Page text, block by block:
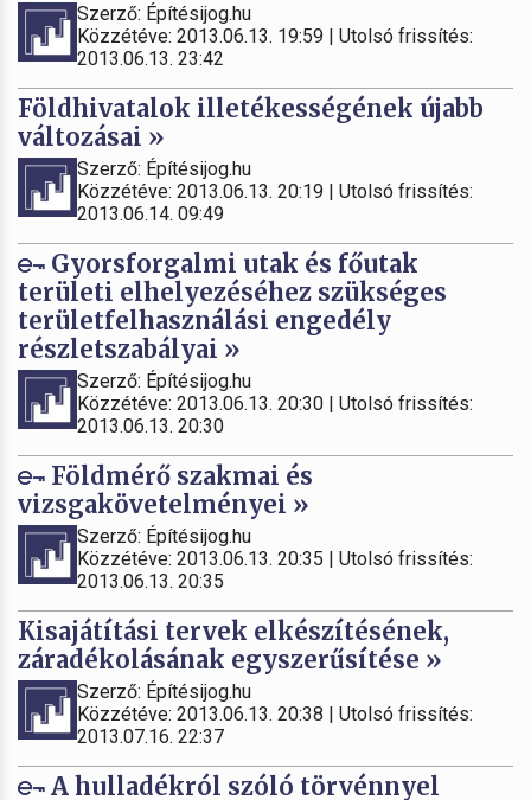
Szerző: Építésijog.hu
Közzétéve: 2013.06.13. 19:59 | Utolsó frissítés:
2013.06.13. 23:42
Földhivatalok illetékességének újabb
változásai »
Szerző: Építésijog.hu
Közzétéve: 2013.06.13. 20:19 | Utolsó frissítés:
2013.06.14. 09:49
Gyorsforgalmi utak és főutak
területi elhelyezéséhez szükséges
területfelhasználási engedély
részletszabályai »
Szerző: Építésijog.hu
Közzétéve: 2013.06.13. 20:30 | Utolsó frissítés:
2013.06.13. 20:30
Földmérő szakmai és
vizsgakövetelményei »
Szerző: Építésijog.hu
Közzétéve: 2013.06.13. 20:35 | Utolsó frissítés:
2013.06.13. 20:35
Kisajátítási tervek elkészítésének,
záradékolásának egyszerűsítése »
Szerző: Építésijog.hu
Közzétéve: 2013.06.13. 20:38 | Utolsó frissítés:
2013.07.16. 22:37
A hulladékról szóló törvénnyel